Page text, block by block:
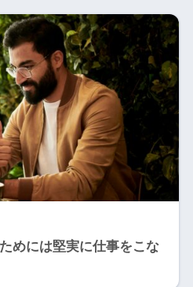
めには堅実に仕事をこな